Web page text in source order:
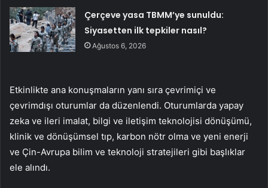
Çerçeve yasa TBMM’ye sunuldu:
Siyasetten ilk tepkiler nasıl?
Ağustos 6, 2026
Etkinlikte ana konuşmaların yanı sıra çevrimiçi ve
çevrimdışı oturumlar da düzenlendi. Oturumlarda yapay
zeka ve ileri imalat, bilgi ve iletişim teknolojisi dönüşümü,
klinik ve dönüşümsel tıp, karbon nötr olma ve yeni enerji
ve Çin-Avrupa bilim ve teknoloji stratejileri gibi başlıklar
ele alındı.